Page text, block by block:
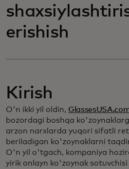
erishish
Kirish
O'n ikki yil oldin,
bozordagi boshqa
arzon narxlarda yuqori sifatli
beriladigan ko'zoynaklarni
O'n yil o'tgach, kompaniya
yirik onlayn ko'zoynak